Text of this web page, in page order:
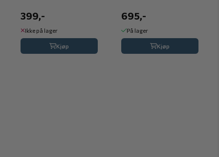
399,-
Ikke på lager
Kjøp
695,-
På lager
Kjøp